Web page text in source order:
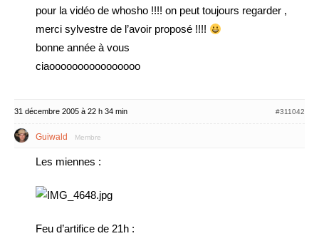
pour la vidéo de whosho !!!! on peut toujours regarder ,
merci sylvestre de l’avoir proposé !!!!
bonne année à vous
ciaoooooooooooooooo
31 décembre 2005 à 22 h 34 min #311042
Guiwald Membre
Les miennes :
Feu d’artifice de 21h :